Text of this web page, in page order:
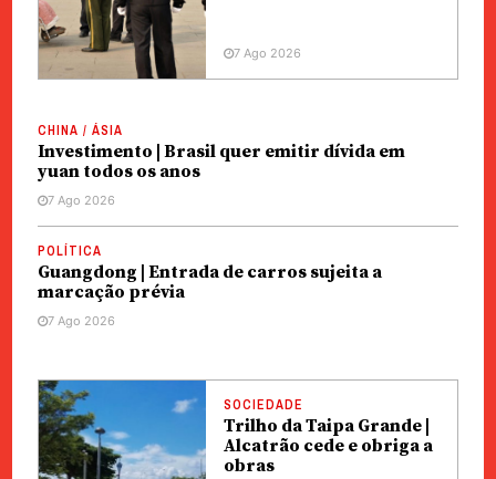
7 Ago 2026
CHINA / ÁSIA
Investimento | Brasil quer emitir dívida em
yuan todos os anos
7 Ago 2026
POLÍTICA
Guangdong | Entrada de carros sujeita a
marcação prévia
7 Ago 2026
SOCIEDADE
Trilho da Taipa Grande |
Alcatrão cede e obriga a
obras